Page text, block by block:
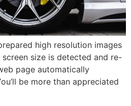
high resolution images
screen size is detected and re-
page automatically
be more than appreciated